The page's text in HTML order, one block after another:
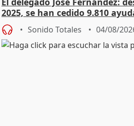
2025, se han cedido 9.810
Sonido Totales 04/08/